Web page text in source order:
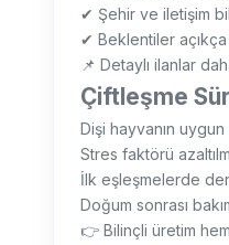
✔ Şehir ve iletişim
✔ Beklentiler
📌 Detaylı ilanlar
Çiftleşme
Dişi hayvanın
Stres faktörü
İlk eşleşmelerde
Doğum sonrası
👉 Bilinçli üretim